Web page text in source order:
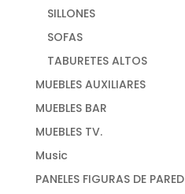
SILLONES
SOFAS
TABURETES ALTOS
MUEBLES AUXILIARES
MUEBLES BAR
MUEBLES TV.
Music
PANELES FIGURAS DE PARED